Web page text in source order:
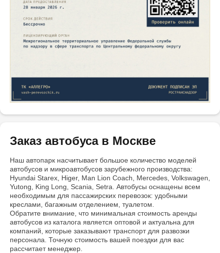
Заказ автобуса в Москве
Наш автопарк насчитывает большое количество моделей
автобусов и микроавтобусов зарубежного производства:
Hyundai Starex, Higer, Man Lion Coach, Mercedes, Volkswagen,
Yutong, King Long, Scania, Setra. Автобусы оснащены всем
необходимым для пассажирских перевозок: удобными
креслами, багажным отделением, туалетом.
Обратите внимание, что минимальная стоимость аренды
автобусов из каталога является оптовой и актуальна для
компаний, которые заказывают транспорт для развозки
персонала. Точную стоимость вашей поездки для вас
рассчитает менеджер.